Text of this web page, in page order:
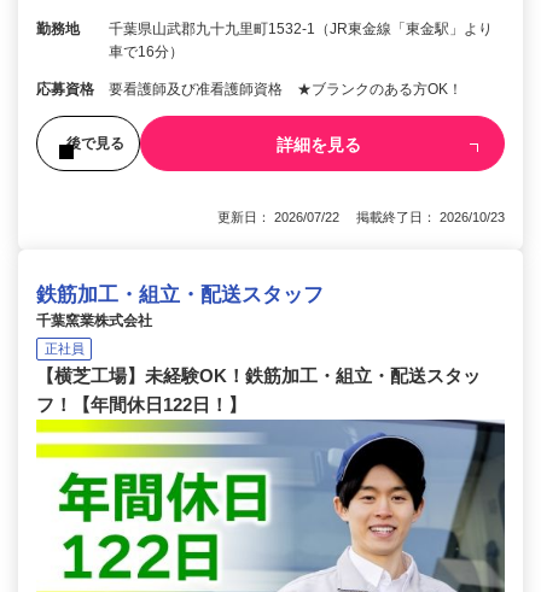
勤務地
千葉県山武郡九十九里町1532-1（JR東金線「東金駅」より
車で16分）
応募資格 要看護師及び准看護師資格 ★ブランクのある方OK！
後で見る 詳細を見る
更新日： 2026/07/22 掲載終了日： 2026/10/23
鉄筋加工・組立・配送スタッフ
千葉窯業株式会社
正社員
【横芝工場】未経験OK！鉄筋加工・組立・配送スタッ
フ！【年間休日122日！】